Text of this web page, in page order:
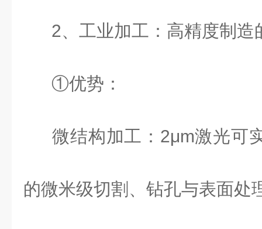
2、工业加工：高精度制造
①优势：
微结构加工： 2μm激光可
的微米级切割、钻孔与表面处